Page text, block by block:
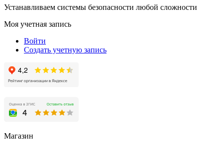
Устанавливаем системы безопасности любой сложности
Моя учетная запись
Войти
Создать учетную запись
Магазин